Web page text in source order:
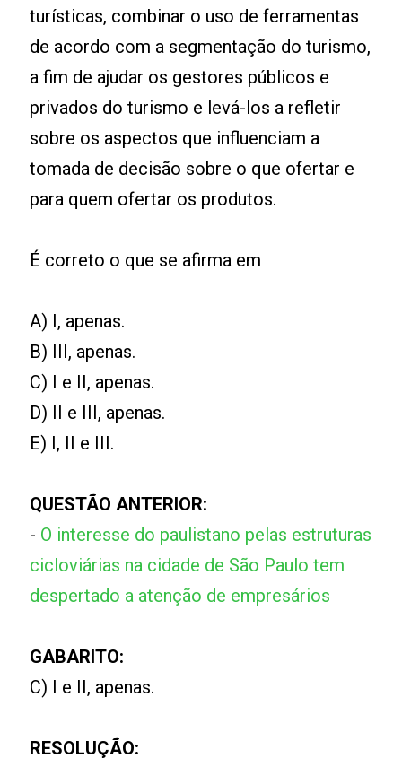
turísticas, combinar o uso de ferramentas
de acordo com a segmentação do turismo,
a fim de ajudar os gestores públicos e
privados do turismo e levá-los a refletir
sobre os aspectos que influenciam a
tomada de decisão sobre o que ofertar e
para quem ofertar os produtos.
É correto o que se afirma em
A) I, apenas.
B) III, apenas.
C) I e II, apenas.
D) II e III, apenas.
E) I, II e III.
QUESTÃO ANTERIOR:
- O interesse do paulistano pelas estruturas
cicloviárias na cidade de São Paulo tem
despertado a atenção de empresários
GABARITO:
C) I e II, apenas.
RESOLUÇÃO: